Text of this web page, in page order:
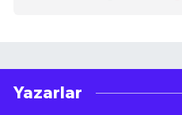
Yazarlar